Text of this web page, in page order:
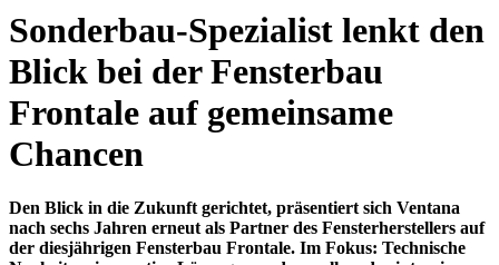
Sonderbau-Spezialist lenkt den
Blick bei der Fensterbau
Frontale auf gemeinsame
Chancen
Den Blick in die Zukunft gerichtet, präsentiert sich Ventana
nach sechs Jahren erneut als Partner des Fensterherstellers auf
der diesjährigen Fensterbau Frontale. Im Fokus: Technische